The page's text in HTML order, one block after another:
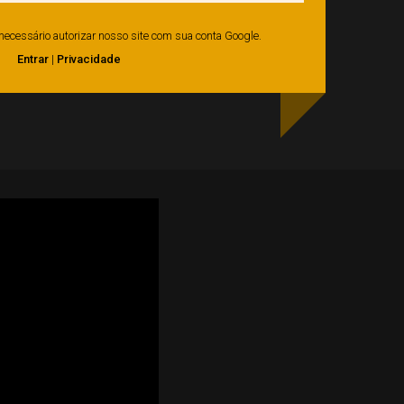
autorizar nosso site com sua conta Google.
Entrar| Privacidade